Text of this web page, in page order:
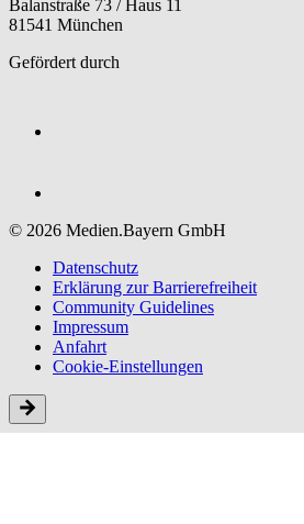
Balanstraße 73 / Haus 11
81541 München
Gefördert durch
© 2026 Medien.Bayern GmbH
Datenschutz
Erklärung zur Barriere­freiheit
Community Guidelines
Impressum
Anfahrt
Cookie-Einstellungen